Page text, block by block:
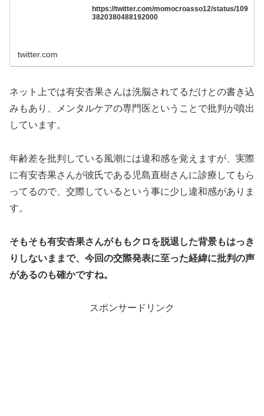
https://twitter.com/momocroasso12/status/109
3820380488192000
twitter.com
ネット上では有安杏果さんは洗脳されてるだけとの書き込
みもあり、メンタルケアの専門医ということで批判が噴出
しています。
年齢差を批判している風潮には違和感を覚えますが、実際
に有安杏果さんが彼氏である児島直樹さんに診療してもら
ってるので、交際しているという事に少し違和感がありま
す。
そもそも有安杏果さんがももクロを脱退した背景もはっき
りしないままで、今回の交際発表に至った経緯に批判の声
があるのも確かですね。
スポンサードリンク